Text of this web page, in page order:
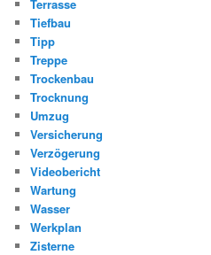
Terrasse
Tiefbau
Tipp
Treppe
Trockenbau
Trocknung
Umzug
Versicherung
Verzögerung
Videobericht
Wartung
Wasser
Werkplan
Zisterne